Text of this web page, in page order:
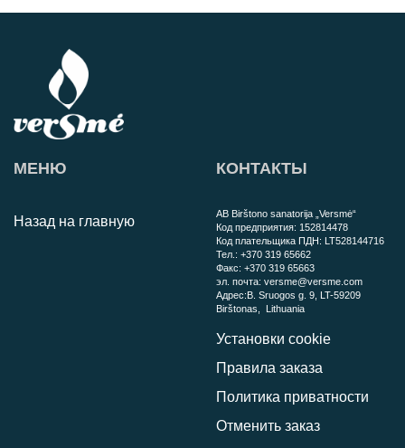
МЕНЮ
Назад на главную
КОНТАКТЫ
AB Birštono sanatorija „Versmė“
Код предприятия: 152814478
Код плательщика ПДН: LT528144716
Тел.: +370 319 65662
Факс: +370 319 65663
эл. почта: versme@versme.com
Aдрес:B. Sruogos g. 9, LT-59209
Birštonas , Lithuania
Установки cookie
Правила заказа
Политика приватности
Отменить заказ